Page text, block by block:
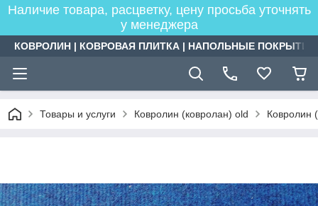
Наличие товара, расцветку, цену просьба уточнять
у менеджера
КОВРОЛИН | КОВРОВАЯ ПЛИТКА | НАПОЛЬНЫЕ
Товары и услуги Ковролин (ковролан) old Ковролин